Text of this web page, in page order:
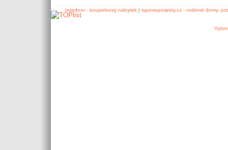
Intedoor - koupelnový nábytek| typoveprojekty.cz - rodinné domy,